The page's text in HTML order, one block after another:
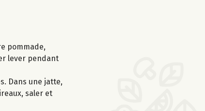
pommade,
lever pendant
Dans une jatte,
saler et